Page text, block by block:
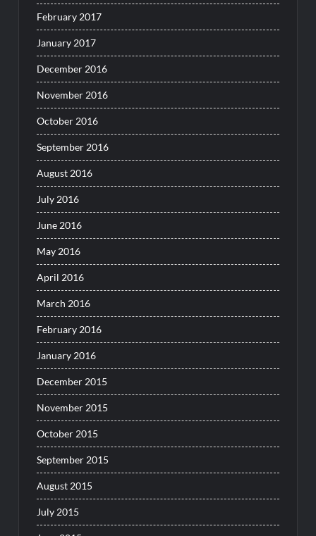
February 2017
January 2017
December 2016
November 2016
October 2016
September 2016
August 2016
July 2016
June 2016
May 2016
April 2016
March 2016
February 2016
January 2016
December 2015
November 2015
October 2015
September 2015
August 2015
July 2015